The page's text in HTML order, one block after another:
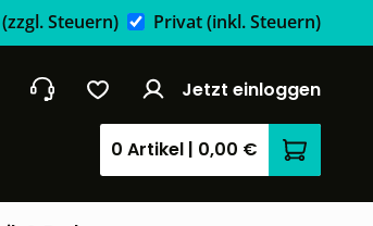
(zzgl. Steuern) Privat(inkl. Steuern)
Jetzt einloggen
0 Artikel | 0,00 €